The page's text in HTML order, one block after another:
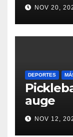
NOV 20,
DEPORTES
auge
NOV 12,